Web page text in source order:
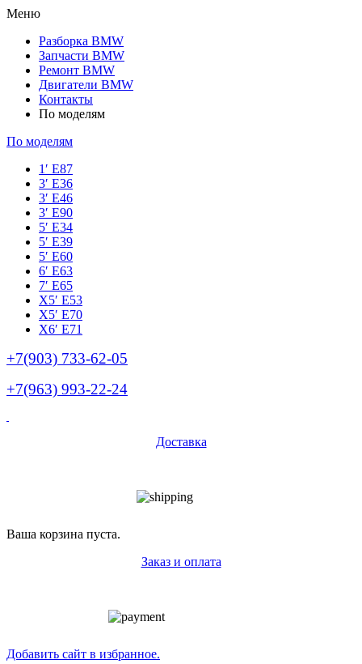
Меню
Разборка BMW
Запчасти BMW
Ремонт BMW
Двигатели BMW
Контакты
По моделям
По моделям
1′ E87
3′ E36
3′ E46
3′ E90
5′ E34
5′ E39
5′ E60
6′ E63
7′ E65
Х5′ E53
X5′ E70
X6′ E71
+7(903) 733-62-05
+7(963) 993-22-24
Доставка
Ваша корзина пуста.
Заказ и оплата
Добавить сайт в избранное.